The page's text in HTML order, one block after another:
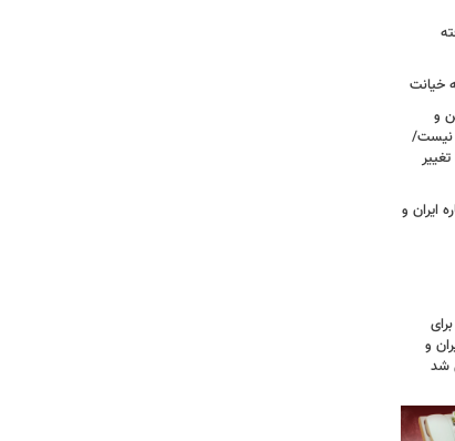
خیانت
و
نیست/
ایران و
و
شد